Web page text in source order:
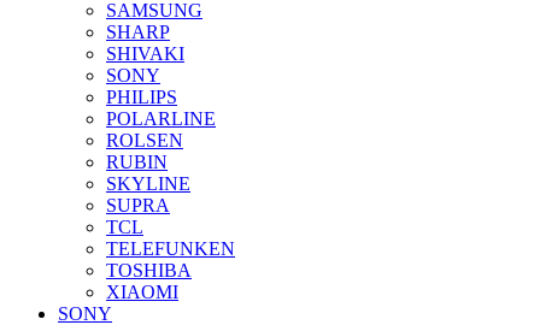
SAMSUNG
SHARP
SHIVAKI
SONY
PHILIPS
POLARLINE
ROLSEN
RUBIN
SKYLINE
SUPRA
TCL
TELEFUNKEN
TOSHIBA
XIAOMI
SONY